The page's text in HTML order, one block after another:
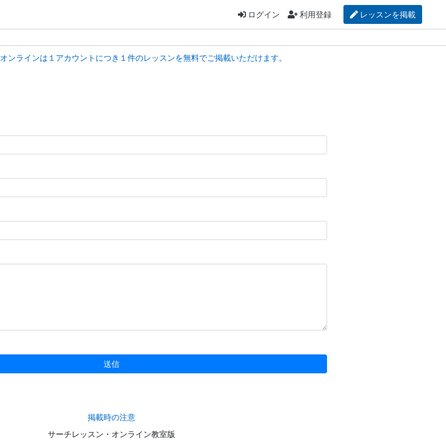
ログイン 利用登録 レッスンを掲載
ンラインは１アカウントにつき１件のレッスンを無料でご掲載いただけます。
送信
掲載時の注意
サーチレッスン・オンライン教室版